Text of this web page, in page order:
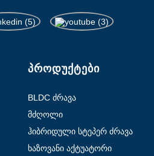
ᲞᲠᲝᲓᲣᲥᲢᲔᲑᲘ
BLDC ძრავა
მძღოლი
ჰიბრიდული სტეპერ ძრავა
ხაზოვანი აქტუატორი